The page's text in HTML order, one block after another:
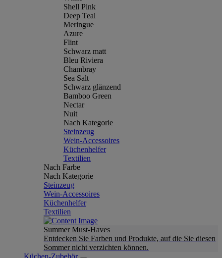
Shell Pink
Deep Teal
Meringue
Azure
Flint
Schwarz matt
Bleu Riviera
Chambray
Sea Salt
Schwarz glänzend
Bamboo Green
Nectar
Nuit
Nach Kategorie
Steinzeug
Wein-Accessoires
Küchenhelfer
Textilien
Nach Farbe
Nach Kategorie
Steinzeug
Wein-Accessoires
Küchenhelfer
Textilien
Summer Must-Haves
Entdecken Sie Farben und Produkte, auf die Sie diesen
Sommer nicht verzichten können.
Küchen-Zubehör